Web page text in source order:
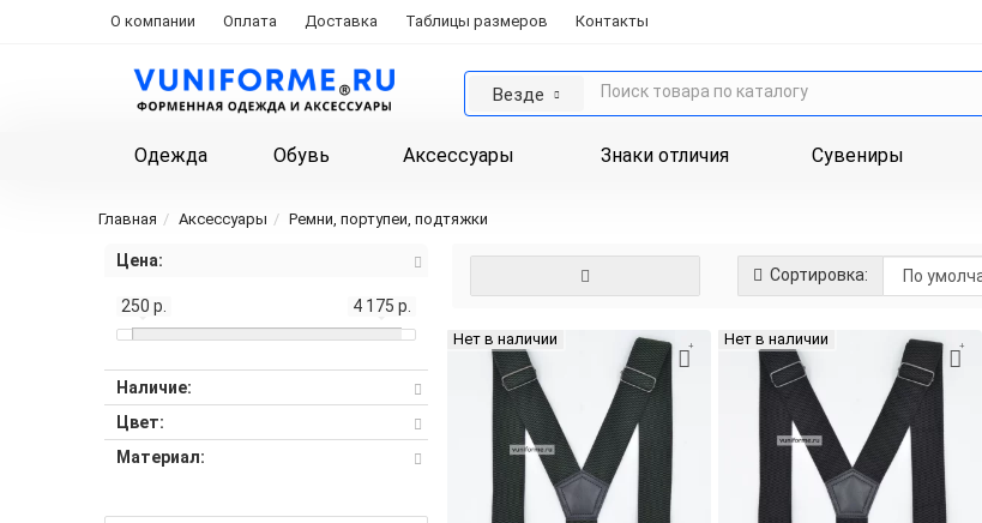
О компании Оплата Доставка Таблицы размеров Контакты
Везде
Одежда Обувь Аксессуары Знаки отличия Сувениры
Главная Аксессуары Ремни, портупеи, подтяжки
Цена:
250 р. 4 175 р.
Наличие:
Цвет:
Материал:
Сортировка:
Нет в наличии Нет в наличии